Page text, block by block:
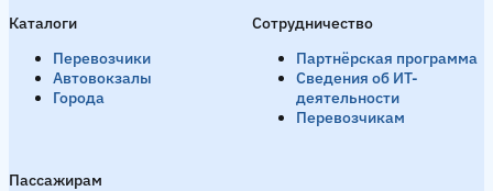
Каталоги
Перевозчики
Автовокзалы
Города
Пассажирам
Сотрудничество
Партнёрская программа
Сведения об ИТ-
деятельности
Перевозчикам